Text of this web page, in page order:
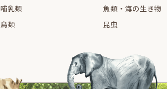
哺乳類
鳥類
魚類・海の生き物
昆虫